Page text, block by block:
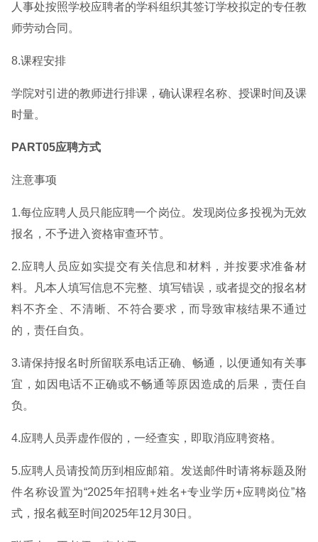
人事处按照学校应聘者的学科组织其签订学校拟定的专任教
师劳动合同。
8.课程安排
学院对引进的教师进行排课，确认课程名称、授课时间及课
时量。
PART05应聘方式
注意事项
1.每位应聘人员只能应聘一个岗位。发现岗位多投视为无效
报名，不予进入资格审查环节。
2.应聘人员应如实提交有关信息和材料，并按要求准备材
料。凡本人填写信息不完整、填写错误，或者提交的报名材
料不齐全、不清晰、不符合要求，而导致审核结果不通过
的，责任自负。
3.请保持报名时所留联系电话正确、畅通，以便通知有关事
宜，如因电话不正确或不畅通等原因造成的后果，责任自
负。
4.应聘人员弄虚作假的，一经查实，即取消应聘资格。
5.应聘人员请投简历到相应邮箱。发送邮件时请将标题及附
件名称设置为“2025年招聘+姓名+专业学历+应聘岗位”格
式，报名截至时间2025年12月30日。